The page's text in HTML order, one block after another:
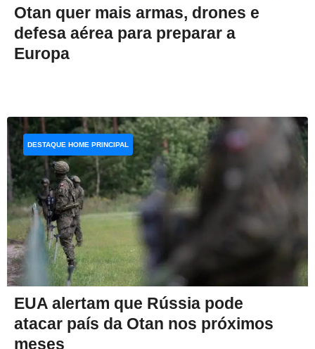
Otan quer mais armas, drones e
defesa aérea para preparar a
Europa
EUA alertam que Rússia pode
atacar país da Otan nos próximos
meses
DESTAQUE HOME PRINCIPAL